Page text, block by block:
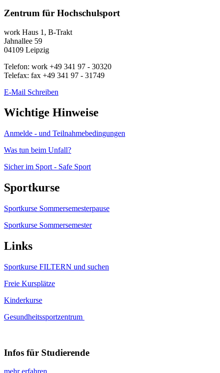
Zentrum für Hochschulsport
work Haus 1, B-Trakt
Jahnallee 59
04109 Leipzig
Telefon: work +49 341 97 - 30320
Telefax: fax +49 341 97 - 31749
E-Mail Schreiben
Wichtige Hinweise
Anmelde - und Teilnahmebedingungen
Was tun beim Unfall?
Sicher im Sport - Safe Sport
Sportkurse
Sportkurse Sommersemesterpause
Sportkurse Sommersemester
Links
Sportkurse FILTERN und suchen
Freie Kursplätze
Kinderkurse
Gesundheitssportzentrum
Infos für Studierende